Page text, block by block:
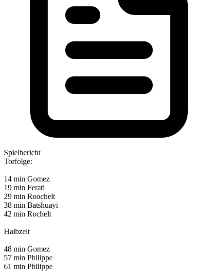
Spielbericht
Torfolge:
14 min Gomez
19 min Ferati
29 min Roochelt
38 min Batshuayi
42 min Rochelt
Halbzeit
48 min Gomez
57 min Philippe
61 min Philippe